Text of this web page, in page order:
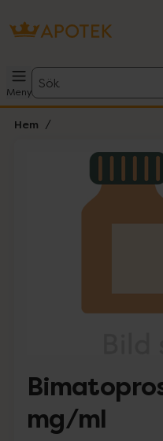
Meny
Sök
Hem
Lista: .
mg/ml